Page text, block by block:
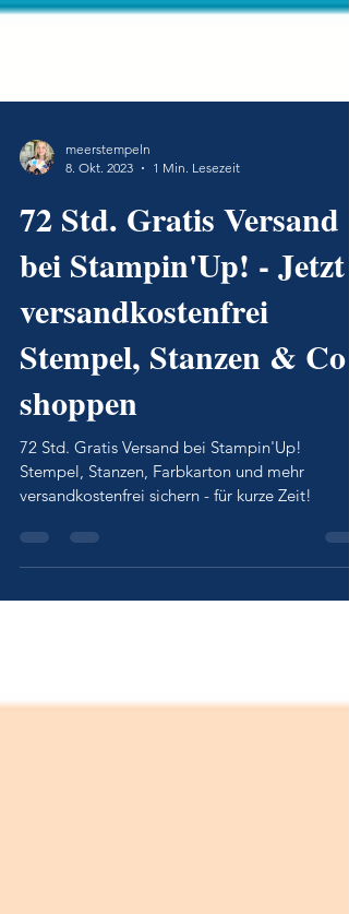
8. Okt. 2023
1 Min. Lesezeit
72 Std. Gratis Versand
bei Stampin'Up! - Jetzt
versandkostenfrei
Stempel, Stanzen & Co
shoppen
72 Std. Gratis Versand bei Stampin'Up!
versandkostenfrei sichern - für kurze Zeit!